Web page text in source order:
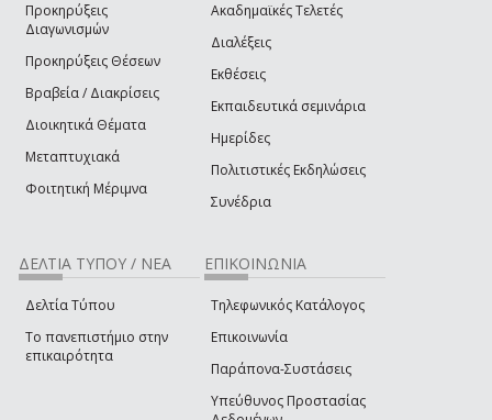
Προκηρύξεις
Διαγωνισμών
Προκηρύξεις Θέσεων
Βραβεία / Διακρίσεις
Διοικητικά Θέματα
Μεταπτυχιακά
Φοιτητική Μέριμνα
Ακαδημαϊκές Τελετές
Διαλέξεις
Εκθέσεις
Εκπαιδευτικά σεμινάρια
Ημερίδες
Πολιτιστικές Εκδηλώσεις
Συνέδρια
ΔΕΛΤΙΑ ΤΥΠΟΥ / ΝΕΑ
Δελτία Τύπου
Το πανεπιστήμιο στην
επικαιρότητα
ΕΠΙΚΟΙΝΩΝΙΑ
Τηλεφωνικός Κατάλογος
Επικοινωνία
Παράπονα-Συστάσεις
Υπεύθυνος Προστασίας